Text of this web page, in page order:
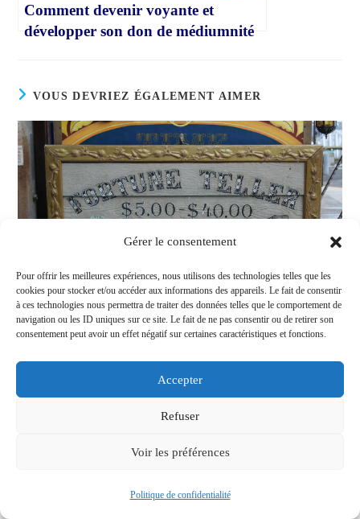
Gérer le consentement
Pour offrir les meilleures expériences, nous utilisons des technologies telles que les
cookies pour stocker et/ou accéder aux informations des appareils. Le fait de consentir
à ces technologies nous permettra de traiter des données telles que le comportement de
navigation ou les ID uniques sur ce site. Le fait de ne pas consentir ou de retirer son
consentement peut avoir un effet négatif sur certaines caractéristiques et fonctions.
Accepter
Refuser
Voir les préférences
Politique de confidentialité
Comment devenir voyante et
développer son don de médiumnité
VOUS DEVRIEZ ÉGALEMENT AIMER
révélateurs
11/05/2025